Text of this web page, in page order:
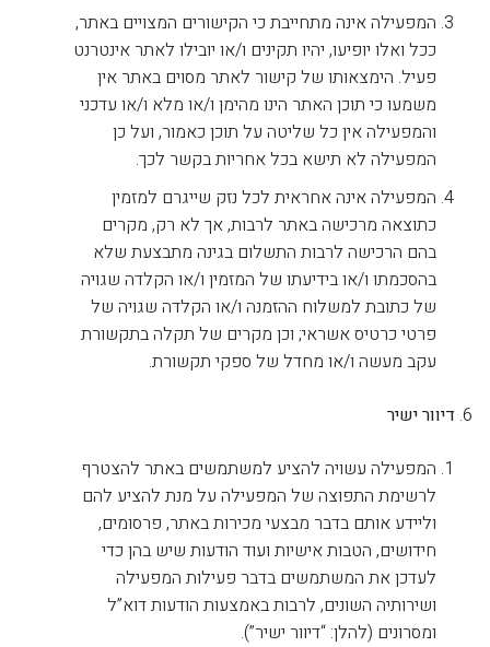
המפעילה אינה מתחייבת כי הקישורים המצויים באתר,
ככל ואלו יופיעו, יהיו תקינים ו/או יובילו לאתר אינטרנט
פעיל. הימצאותו של קישור לאתר מסוים באתר אין
משמעו כי תוכן האתר הינו מהימן ו/או מלא ו/או עדכני
והמפעילה אין כל שליטה על תוכן כאמור, ועל כן
המפעילה לא תישא בכל אחריות בקשר לכך.
המפעילה אינה אחראית לכל נזק שייגרם למזמין
כתוצאה מרכישה באתר לרבות, אך לא רק, מקרים
בהם הרכישה לרבות התשלום בגינה מתבצעת שלא
בהסכמתו ו/או בידיעתו של המזמין ו/או הקלדה שגויה
של כתובת למשלוח ההזמנה ו/או הקלדה שגויה של
פרטי כרטיס אשראי; וכן מקרים של תקלה בתקשורת
עקב מעשה ו/או מחדל של ספקי תקשורת.
דיוור ישיר
המפעילה עשויה להציע למשתמשים באתר להצטרף
לרשימת התפוצה של המפעילה על מנת להציע להם
וליידע אותם בדבר מבצעי מכירות באתר, פרסומים,
חידושים, הטבות אישיות ועוד הודעות שיש בהן כדי
לעדכן את המשתמשים בדבר פעילות המפעילה
ושירותיה השונים, לרבות באמצעות הודעות דוא”ל
ומסרונים (להלן: “דיוור ישיר”).